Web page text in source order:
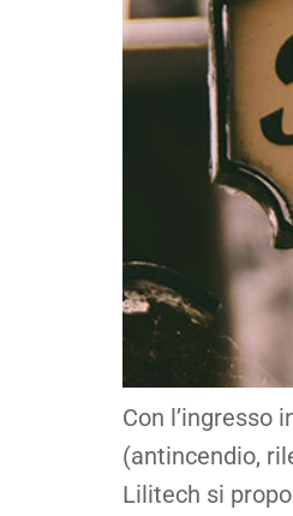
Con l’ingresso
(antincendio,
Lilitech si